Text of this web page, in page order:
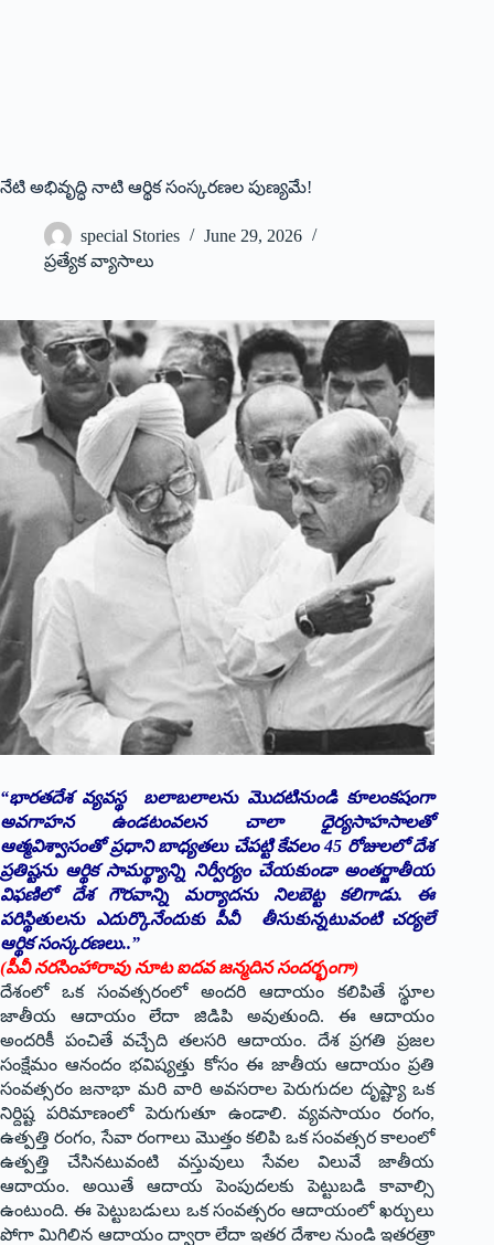
నేటి అభివృద్ధి నాటి ఆర్థిక సంస్క‌ర‌ణ‌ల పుణ్య‌మే!
special Stories
June 29, 2026
ప్రత్యేక వ్యాసాలు
“భారతదేశ వ్యవస్థ బ‌లాబ‌లాల‌ను మొదటినుండి కూలంకషంగా
అవగాహన ఉండటంవలన చాలా ధైర్యసాహసాలతో
ఆత్మవిశ్వాసంతో ప్రధాని బాధ్యతలు చేపట్టి కేవలం 45 రోజులలో దేశ
ప్రతిష్టను ఆర్థిక సామర్థ్యాన్ని నిర్వీర్యం చేయకుండా అంతర్జాతీయ
విఫణిలో దేశ గౌరవాన్ని మర్యాదను నిలబెట్ట కలిగాడు. ఈ
పరిస్థితులను ఎదుర్కొనేందుకు పీవీ తీసుకున్నటువంటి చర్యలే
ఆర్థిక సంస్కరణలు..”
(పీవీ నరసింహారావు నూట ఐదవ జన్మదిన సందర్భంగా)
దేశంలో ఒక సంవత్సరంలో అందరి ఆదాయం కలిపితే స్థూల
జాతీయ ఆదాయం లేదా జిడిపి అవుతుంది. ఈ ఆదాయం
అందరికీ పంచితే వచ్చేది తలసరి ఆదాయం. దేశ ప్రగతి ప్రజల
సంక్షేమం ఆనందం భవిష్యత్తు కోసం ఈ జాతీయ ఆదాయం ప్రతి
సంవత్సరం జనాభా మరి వారి అవసరాల పెరుగుదల దృష్ట్యా ఒక
నిర్దిష్ట పరిమాణంలో పెరుగుతూ ఉండాలి. వ్యవసాయం రంగం,
ఉత్పత్తి రంగం, సేవా రంగాలు మొత్తం కలిపి ఒక సంవత్సర కాలంలో
ఉత్పత్తి చేసినటువంటి వస్తువులు సేవల విలువే జాతీయ
ఆదాయం. అయితే ఆదాయ పెంపుదలకు పెట్టుబడి కావాల్సి
ఉంటుంది. ఈ పెట్టుబడులు ఒక సంవత్సరం ఆదాయంలో ఖర్చులు
పోగా మిగిలిన ఆదాయం ద్వారా లేదా ఇతర దేశాల నుండి ఇతరత్రా